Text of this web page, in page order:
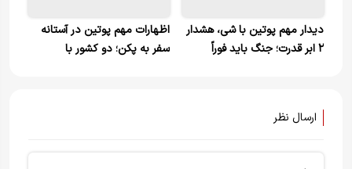
دیدار مهم پوتین با شی، هشدار
۲ ابر قدرت؛ جنگ باید فوراً
اظهارات مهم پوتین در آستانه
سفر به پکن؛ دو کشور با
ارسال نظر